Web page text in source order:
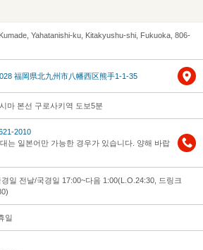
Yahatanishi-ku, Kitakyushu-shi, Fukuoka, 806-
福岡県北九州市八幡西区熊手1-1-35
마 본선 구로사키역 도보5분
2010
는 일본어만 가능한 경우가 있습니다. 양해 바랍
경일 전날/국경일 17:00~다음 1:00(L.O.24:30, 드링크
일